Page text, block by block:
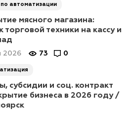
по автоматизации
мясного магазина:
торговой техники на кассу и
2026 73 0
субсидии и соц. контракт
бизнеса в 2026 году /